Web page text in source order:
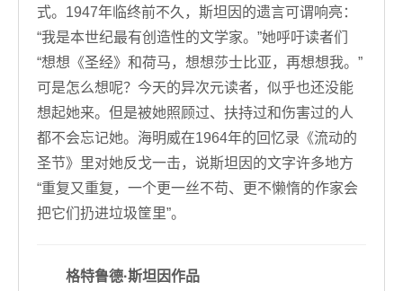
式。1947年临终前不久，斯坦因的遗言可谓响亮：
“我是本世纪最有创造性的文学家。”她呼吁读者们
“想想《圣经》和荷马，想想莎士比亚，再想想我。”
可是怎么想呢？今天的异次元读者，似乎也还没能
想起她来。但是被她照顾过、扶持过和伤害过的人
都不会忘记她。海明威在1964年的回忆录《流动的
圣节》里对她反戈一击，说斯坦因的文字许多地方
“重复又重复，一个更一丝不苟、更不懒惰的作家会
把它们扔进垃圾筐里”。
格特鲁德·斯坦因作品